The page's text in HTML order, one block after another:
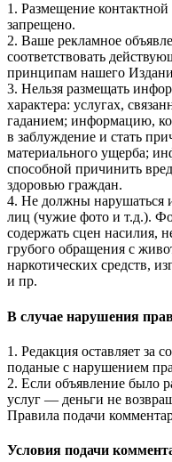
1. Размещение
запрещено.
2. Ваше рекламное
соответствовать
принципам нашего
3. Нельзя размещать
характера: услугах,
гаданием; информацию,
в заблуждение и стать
материального ущерба;
способной причинить
здоровью граждан.
4. Не должны нарушаться
лиц (чужие фото и т.д.).
содержать сцен насилия,
грубого обращения с
наркотических средств,
и пр.
В случае нарушения
1. Редакция оставляет за
поданые с нарушением
2. Если объявление было
услуг — деньги не
Правила подачи
Условия подачи